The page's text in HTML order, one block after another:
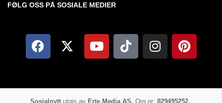
FØLG OSS PÅ SOSIALE MEDIER​
Sosialnyttutgis av Erte Media AS. Org.nr: 829495252.